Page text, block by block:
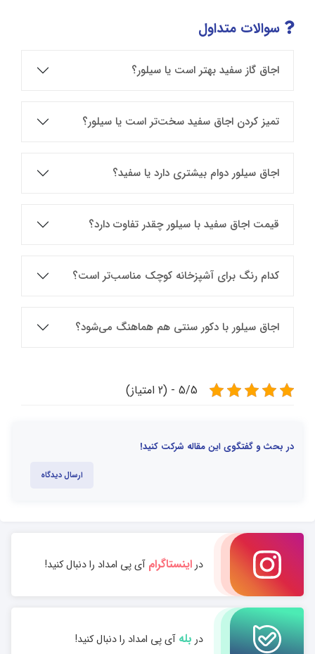
سوالات متداول
اجاق گاز سفید بهتر است یا سیلور؟
تمیز کردن اجاق سفید سخت‌تر است یا سیلور؟
اجاق سیلور دوام بیشتری دارد یا سفید؟
قیمت اجاق سفید با سیلور چقدر تفاوت دارد؟
کدام رنگ برای آشپزخانه کوچک مناسب‌تر است؟
اجاق سیلور با دکور سنتی هم هماهنگ می‌شود؟
5/5 - (2 امتیاز)
در بحث و گفتگوی این مقاله شرکت کنید!
ارسال دیدگاه
دراینستاگرامآی پی امداد را دنبال کنید!
در بلهآی پی امداد را دنبال کنید!